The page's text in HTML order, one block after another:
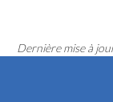
Dernière mise à